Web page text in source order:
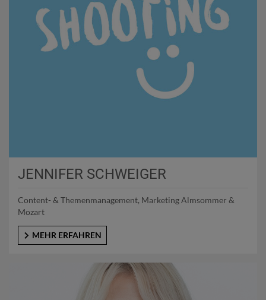
JENNIFER SCHWEIGER
Content- & Themenmanagement, Marketing Almsommer &
Mozart
MEHR ERFAHREN